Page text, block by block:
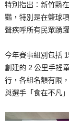
特別指出：新竹縣
豔，特別是在籃球
聲疾呼所有民眾踴
今年賽事組別包括
創建的 2 公里手搖
行，各組名額有限
與選手「食在不凡